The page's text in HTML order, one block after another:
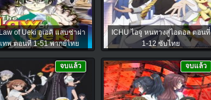
of Ueki อูเอคิ แสบซ่าผ่า
ทพ ตอนที่ 1-51 พากย์ไทย
ICHU ไอจู หนทางสู่ไอดอล ตอนที่
1-12 ซับไทย
จบแล้ว จบแล้ว